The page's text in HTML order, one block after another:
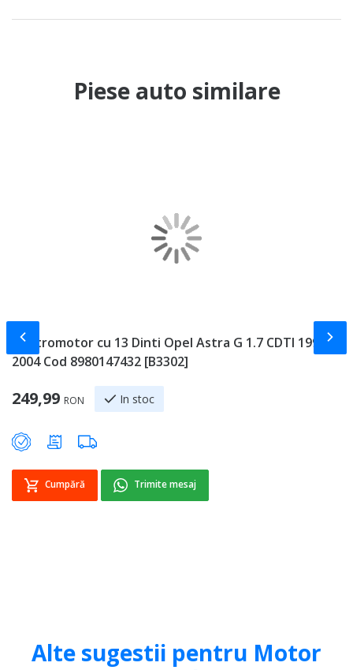
Piese auto similare
Electromotor cu 13 Dinti Opel Astra G 1.7 CDTI 1998 -
2004 Cod 8980147432 [B3302]
249,99 RON In stoc
Cumpără Trimite mesaj
Slide-ul anterior
Alte sugestii pentru Motor